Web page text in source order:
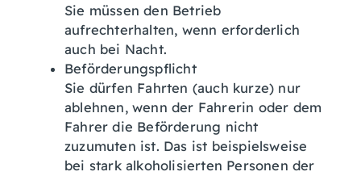
Sie müssen den Betrieb
aufrechterhalten, wenn erforderlich
auch bei Nacht.
Beförderungspflicht
Sie dürfen Fahrten (auch kurze) nur
ablehnen, wenn der Fahrerin oder dem
Fahrer die Beförderung nicht
zuzumuten ist. Das ist beispielsweise
bei stark alkoholisierten Personen der